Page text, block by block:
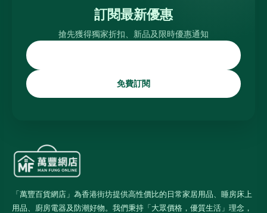
訂閱最新優惠
搶先獲得獨家折扣、新品及限時優惠通知
免費訂閱
「萬豐百貨網店」為香港街坊提供高性價比的日常家居用品、睡房床上
用品、廚房電器及防潮好物。我們秉持「大眾價格，優質生活」理念，